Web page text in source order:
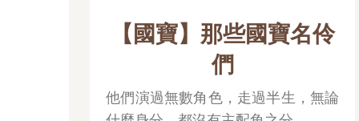
【國寶】那些國寶名伶
們
他們演過無數角色，走過半生，無論